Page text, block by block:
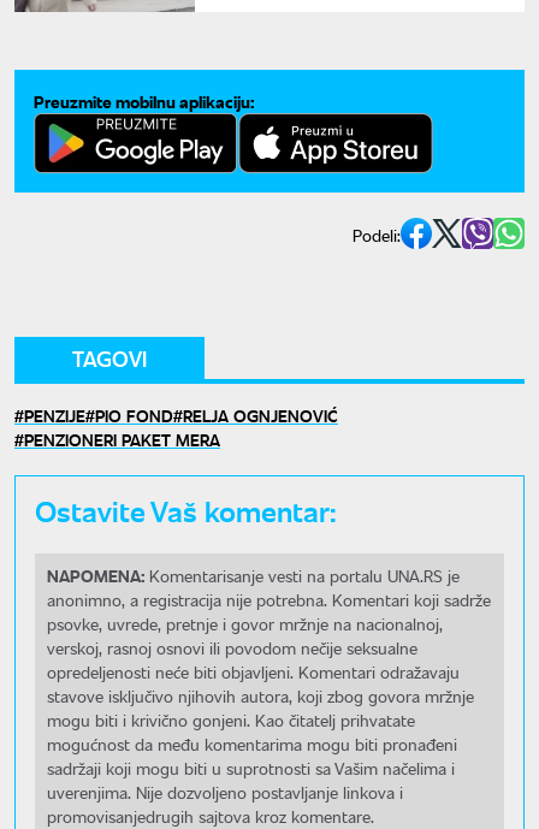
Preuzmite mobilnu aplikaciju:
Podeli:
TAGOVI
PENZIJE PIO FOND RELJA OGNJENOVIĆ
PENZIONERI PAKET MERA
Ostavite Vaš komentar:
NAPOMENA: Komentarisanje vesti na portalu UNA.RS je
anonimno, a registracija nije potrebna. Komentari koji sadrže
psovke, uvrede, pretnje i govor mržnje na nacionalnoj,
verskoj, rasnoj osnovi ili povodom nečije seksualne
opredeljenosti neće biti objavljeni. Komentari odražavaju
stavove isključivo njihovih autora, koji zbog govora mržnje
mogu biti i krivično gonjeni. Kao čitatelj prihvatate
mogućnost da među komentarima mogu biti pronađeni
sadržaji koji mogu biti u suprotnosti sa Vašim načelima i
uverenjima. Nije dozvoljeno postavljanje linkova i
promovisanjedrugih sajtova kroz komentare.